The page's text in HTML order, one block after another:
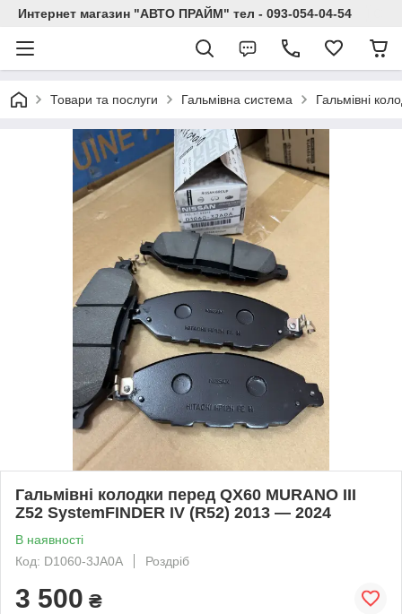
Интернет магазин "АВТО ПРАЙМ" тел - 093-054-04-54
Товари та послуги Гальмівна система Гальмівні
Гальмівні колодки перед QX60 MURANO III
Z52 SystemFINDER IV (R52) 2013 — 2024
В наявності
Код: D1060-3JA0A
Роздріб
3 500 ₴